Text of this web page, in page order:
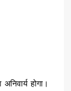
होगा।